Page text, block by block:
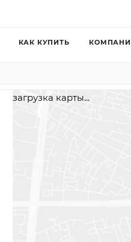
КАК КУПИТЬ
загрузка карты...